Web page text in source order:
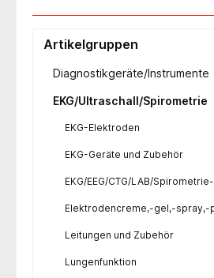
Artikelgruppen
Diagnostikgeräte/Instrumente
EKG/Ultraschall/Spirometrie
EKG-Elektroden
EKG-Geräte und Zubehör
EKG/EEG/CTG/LAB/
Elektrodencreme,-gel,-spray,-
Leitungen und Zubehör
Lungenfunktion